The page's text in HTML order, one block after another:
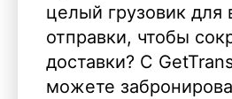
целый грузовик для
отправки, чтобы
доставки? С
можете